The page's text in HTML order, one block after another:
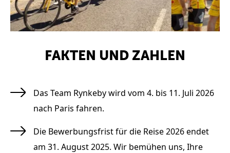
FAKTEN UND ZAHLEN
Das Team Rynkeby wird vom 4. bis 11. Juli 2026
nach Paris fahren.
Die Bewerbungsfrist für die Reise 2026 endet
am 31. August 2025. Wir bemühen uns, Ihre